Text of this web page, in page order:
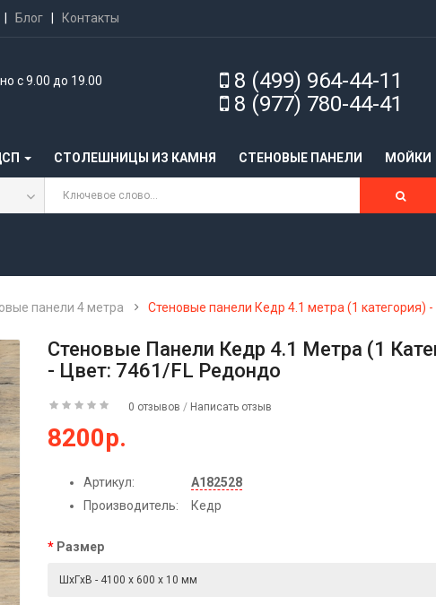
Блог Контакты
с 9.00 до 19.00
8 (499) 964-44-11
8 (977) 780-44-41
СТОЛЕШНИЦЫ ИЗ КАМНЯ CТЕНОВЫЕ ПАНЕЛИ МОЙКИ
панели 4 метра Стеновые панели Кедр 4.1 метра (1 категория)
Стеновые Панели Кедр 4.1 Метра (1
- Цвет: 7461/FL Редондо
0 отзывов / Написать отзыв
8200р.
Артикул:
А182528
Производитель:
Кедр
Размер